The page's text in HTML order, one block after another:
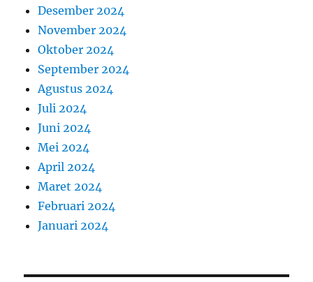
Desember 2024
November 2024
Oktober 2024
September 2024
Agustus 2024
Juli 2024
Juni 2024
Mei 2024
April 2024
Maret 2024
Februari 2024
Januari 2024